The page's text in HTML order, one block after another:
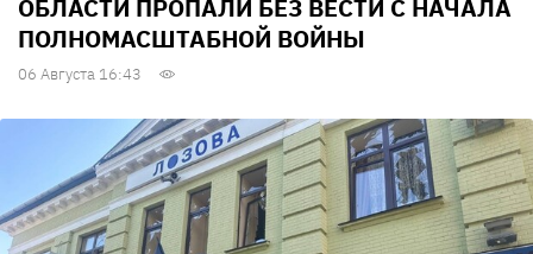
ОБЛАСТИ ПРОПАЛИ БЕЗ ВЕСТИ С НАЧАЛА
ПОЛНОМАСШТАБНОЙ ВОЙНЫ
06 Августа 16:43